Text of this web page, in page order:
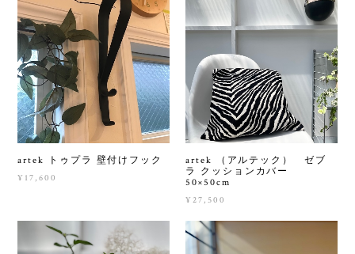
artek トゥプラ 壁付けフック
¥17,600
artek （アルテック） ゼブ
ラ クッションカバー
50×50cm
¥27,500